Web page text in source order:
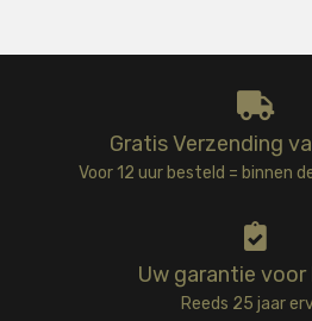
Gratis Verzending
Voor 12 uur besteld = binnen
Uw garantie
Reeds 25 jaar